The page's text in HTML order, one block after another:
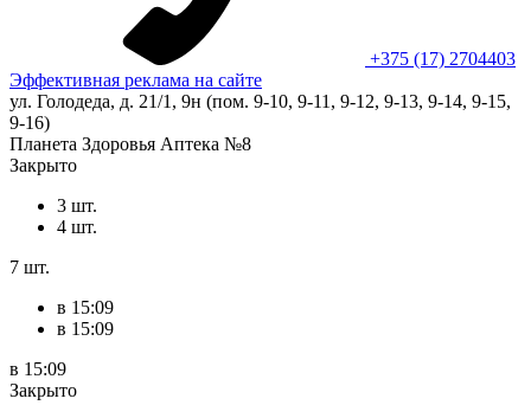
+375 (17) 2704403
Эффективная реклама на сайте
ул. Голодеда, д. 21/1, 9н (пом. 9-10, 9-11, 9-12, 9-13, 9-14, 9-15,
9-16)
Планета Здоровья Аптека №8
Закрыто
3 шт.
4 шт.
7 шт.
в 15:09
в 15:09
в 15:09
Закрыто